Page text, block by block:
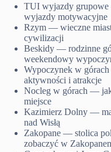
TUI wyjazdy
wyjazdy motywacyjne
Rzym — wieczne
cywilizacji
Beskidy — rodzinne
weekendowy
Wypoczynek w
aktywności i atrakcje
Nocleg w górach —
miejsce
Kazimierz Dolny —
nad Wisłą
Zakopane — stolica
zobaczyć w